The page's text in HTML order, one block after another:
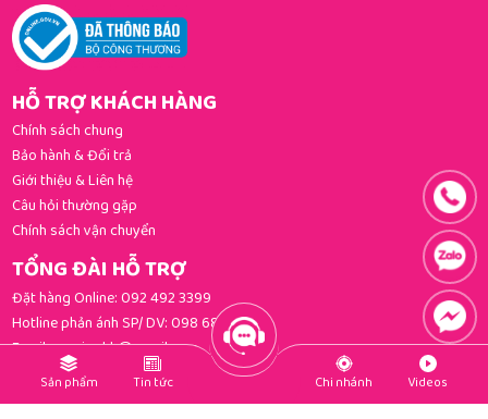
HỖ TRỢ KHÁCH HÀNG
Chính sách chung
Bảo hành & Đổi trả
Giới thiệu & Liên hệ
Câu hỏi thường gặp
Chính sách vận chuyển
TỔNG ĐÀI HỖ TRỢ
Đặt hàng Online:092 492 3399
Hotline phản ánh SP/ DV:098 681 3392
Email:gomi.cskh@gmail.com
PHƯƠNG THỨC THANH TOÁN
Sản phẩm Tin tức Chi nhánh Videos